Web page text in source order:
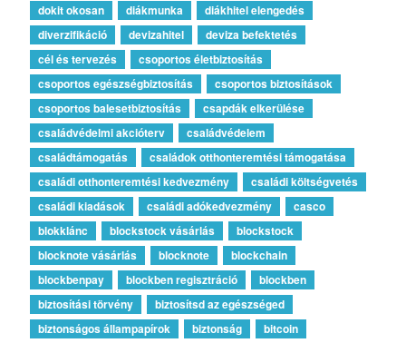
dokit okosan
diákmunka
diákhitel elengedés
diverzifikáció
devizahitel
deviza befektetés
cél és tervezés
csoportos életbiztosítás
csoportos egészségbiztosítás
csoportos biztosítások
csoportos balesetbiztosítás
csapdák elkerülése
családvédelmi akcióterv
családvédelem
családtámogatás
családok otthonteremtési támogatása
családi otthonteremtési kedvezmény
családi költségvetés
családi kiadások
családi adókedvezmény
casco
blokklánc
blockstock vásárlás
blockstock
blocknote vásárlás
blocknote
blockchain
blockbenpay
blockben regisztráció
blockben
biztosítási törvény
biztosítsd az egészséged
biztonságos állampapírok
biztonság
bitcoin